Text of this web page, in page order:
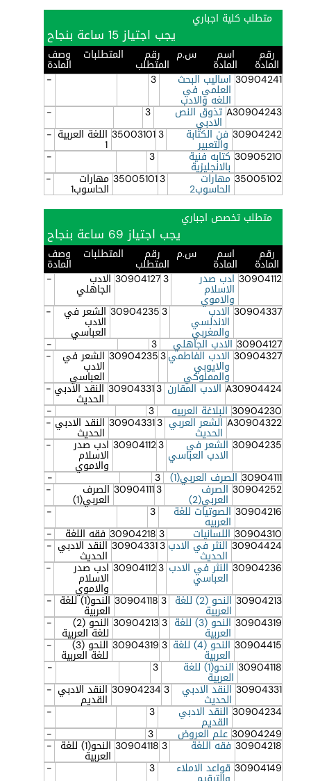
متطلب كلية اجباري
يجب اجتياز 15 ساعة بنجاح
رقم
المادة
اسم
المادة
س.م رقم
المتطلب
المتطلبات وصف
المادة
30904241 اساليب البحث
العلمي في
اللغه والادب
3
-
A30904243 تذوق النص
الادبي
3
-
30904242 فن الكتابة
والتعبير
3
35003101 اللغة العربية
1
-
30905210 كتابه فنية
بالانجليزية
3
-
35005102 مهارات
الحاسوب2
3
35005101 مهارات
الحاسوب1
-
متطلب تخصص اجباري
يجب اجتياز 69 ساعة بنجاح
رقم
المادة
اسم
المادة
س.م رقم
المتطلب
المتطلبات وصف
المادة
30904112 ادب صدر
الاسلام
والاموي
3
30904127 الادب
الجاهلي
-
30904337 الادب
الاندلسي
والمغربي
3
30904235 الشعر في
الادب
العباسي
-
30904127 الادب الجاهلي 3
-
30904327 الادب الفاطمي
والايوبي
والمملوكي
3
30904235 الشعر في
الادب
العباسي
-
A30904424 الادب المقارن 3
30904331 النقد الادبي
الحديث
-
30904230 البلاغة العربيه 3
-
A30904322 الشعر العربي
الحديث
3
30904331 النقد الادبي
الحديث
-
30904235 الشعر في
الادب العباسي
3
30904112 ادب صدر
الاسلام
والاموي
-
30904111 الصرف العربي(1) 3
-
30904252 الصرف
العربي(2)
3
30904111 الصرف
العربي(1)
-
30904216 الصوتيات للغة
العربيه
3
-
30904310 اللسانيات 3
30904218 فقه اللغة -
30904424 النثر في الادب
الحديث
3
30904331 النقد الادبي
الحديث
-
30904236 النثر في الادب
العباسي
3
30904112 ادب صدر
الاسلام
والاموي
-
30904213
النحو (2) للغة
العربية
3
30904118 النحو(1) للغة
العربية
-
30904319
النحو (3) للغة
العربية
3
30904213 النحو (2)
للغة العربية
-
30904415
النحو (4) للغة
العربية
3
30904319 النحو (3)
للغة العربية
-
30904118
النحو(1) للغة
العربية
3
-
30904331 النقد الادبي
الحديث
3
30904234 النقد الادبي
القديم
-
30904234 النقد الادبي
القديم
3
-
30904249 علم العروض 3
-
30904218 فقه اللغة 3
30904118 النحو(1) للغة
العربية
-
30904149 قواعد الاملاء 3
-